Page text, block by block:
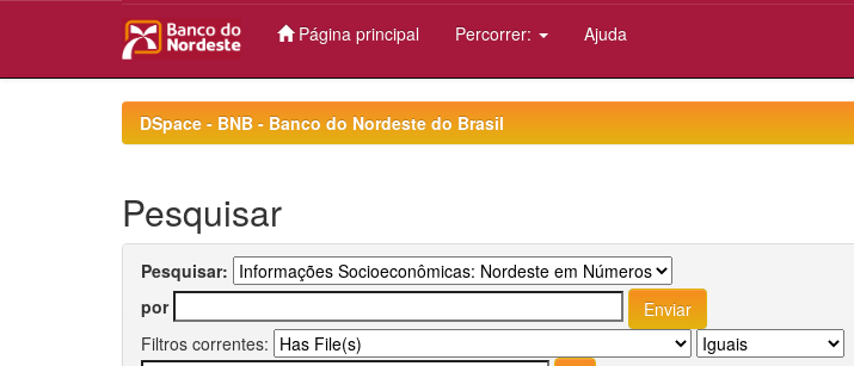
Página principal Percorrer: Ajuda
DSpace - BNB - Banco do Nordeste do Brasil
Pesquisar
Pesquisar:
por
Filtros correntes: